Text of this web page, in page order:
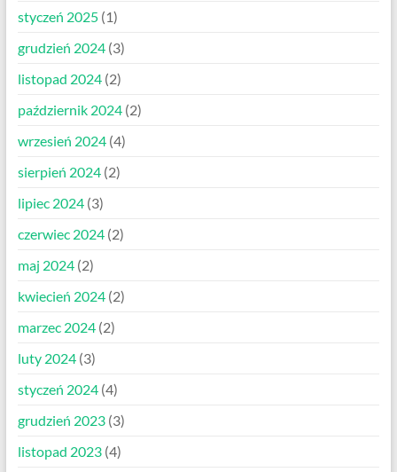
styczeń 2025(1)
grudzień 2024(3)
listopad 2024(2)
październik 2024(2)
wrzesień 2024(4)
sierpień 2024(2)
lipiec 2024(3)
czerwiec 2024(2)
maj 2024(2)
kwiecień 2024(2)
marzec 2024(2)
luty 2024(3)
styczeń 2024(4)
grudzień 2023(3)
listopad 2023(4)